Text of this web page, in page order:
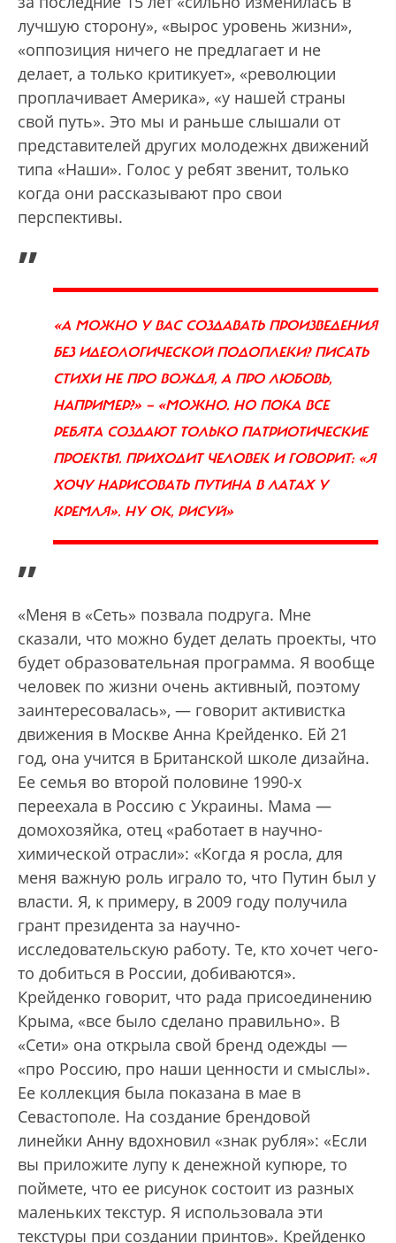
лучшую сторону», «вырос уровень жизни»,
«оппозиция ничего не предлагает и не
делает, а только критикует», «революции
проплачивает Америка», «у нашей страны
свой путь». Это мы и раньше слышали от
представителей других молодежнх движений
типа «Наши». Голос у ребят звенит, только
когда они рассказывают про свои
перспективы.
„
«А МОЖНО У ВАС СОЗДАВАТЬ ПРОИЗВЕДЕНИЯ
БЕЗ ИДЕОЛОГИЧЕСКОЙ ПОДОПЛЕКИ? ПИСАТЬ
СТИХИ НЕ ПРО ВОЖДЯ, А ПРО ЛЮБОВЬ,
НАПРИМЕР?» — «МОЖНО. НО ПОКА ВСЕ
РЕБЯТА СОЗДАЮТ ТОЛЬКО ПАТРИОТИЧЕСКИЕ
ПРОЕКТЫ. ПРИХОДИТ ЧЕЛОВЕК И ГОВОРИТ: «Я
ХОЧУ НАРИСОВАТЬ ПУТИНА В ЛАТАХ У
КРЕМЛЯ». НУ ОК, РИСУЙ»
”
«Меня в «Сеть» позвала подруга. Мне
сказали, что можно будет делать проекты, что
будет образовательная программа. Я вообще
человек по жизни очень активный, поэтому
заинтересовалась», — говорит активистка
движения в Москве Анна Крейденко. Ей 21
год, она учится в Британской школе дизайна.
Ее семья во второй половине 1990-х
переехала в Россию с Украины. Мама —
домохозяйка, отец «работает в научно-
химической отрасли»: «Когда я росла, для
меня важную роль играло то, что Путин был у
власти. Я, к примеру, в 2009 году получила
грант президента за научно-
исследовательскую работу. Те, кто хочет чего-
то добиться в России, добиваются».
Крейденко говорит, что рада присоединению
Крыма, «все было сделано правильно». В
«Сети» она открыла свой бренд одежды —
«про Россию, про наши ценности и смыслы».
Ее коллекция была показана в мае в
Севастополе. На создание брендовой
линейки Анну вдохновил «знак рубля»: «Если
вы приложите лупу к денежной купюре, то
поймете, что ее рисунок состоит из разных
маленьких текстур. Я использовала эти
текстуры при создании принтов». Крейденко